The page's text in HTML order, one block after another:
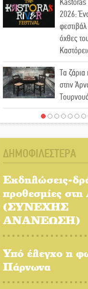
2026:
φεστιβάλ
όχθες
Τα
στην
Το
του
δίνουν
Η Σοχά
ΔΗΜΟΦΙΛΕΣΤΕΡΑ
Εκδηλώσεις-
προθεσμίες
(ΣΥΝΕΧΗΣ
ΑΝΑΝΕΩΣΗ)
Υπό έλεγχο η
Πάρνωνα